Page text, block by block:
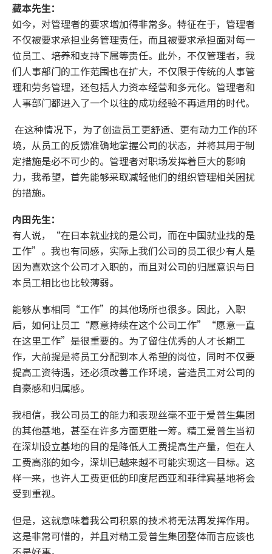
藏本先生：
如今，对管理者的要求增加得非常多。特征在于，管理者
不仅被要求承担业务管理责任，而且被要求承担面对每一
位员工、培养和支持下属等责任。此外，不仅管理者，我
们人事部门的工作范围也在扩大，不仅限于传统的人事管
理和劳务管理，还包括人力资本经营和多元化。管理者和
人事部门都进入了一个以往的成功经验不再适用的时代。
在这种情况下，为了创造员工更舒适、更有动力工作的环
境，从员工的反馈准确地掌握公司的状态，并将其用于制
定措施是必不可少的。管理者对职场发挥着巨大的影响
力，我希望，首先能够采取减轻他们的组织管理相关困扰
的措施。
内田先生：
有人说，“在日本就业找的是公司，而在中国就业找的是
工作”。我也有同感，实际上我们公司的员工很少有人是
因为喜欢这个公司才入职的，而且对公司的归属意识与日
本员工相比也比较薄弱。
能够从事相同“工作”的其他场所也很多。因此，入职
后，如何让员工“愿意持续在这个公司工作”“愿意一直
在这里工作”是很重要的。为了留住优秀的人才长期工
作，大前提是将员工分配到本人希望的岗位，同时不仅要
提高工资待遇，还必须改善工作环境，营造员工对公司的
自豪感和归属感。
我相信，我公司员工的能力和表现丝毫不亚于爱普生集团
的其他基地，甚至在许多方面更胜一筹。精工爱普生当初
在深圳设立基地的目的是降低人工费提高生产量，但在人
工费高涨的如今，深圳已越来越不可能实现这一目标。这
样一来，也许人工费更低的印度尼西亚和菲律宾基地将会
受到重视。
但是，这就意味着我公司积累的技术将无法再发挥作用。
这是非常可惜的，并且对精工爱普生集团整体而言应该也